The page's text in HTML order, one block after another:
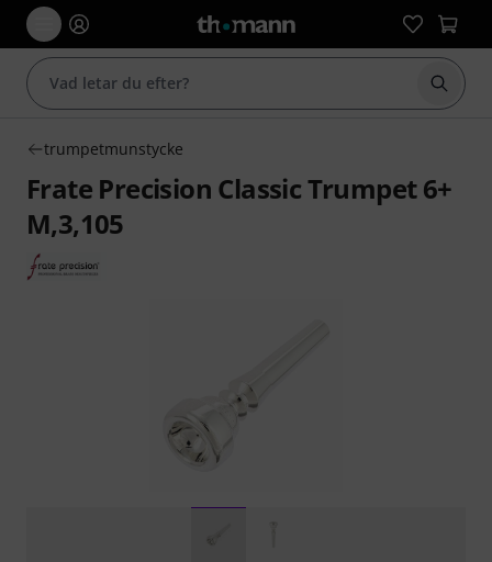
Börja
trumpetmunstycke
Frate Precision Classic Trumpet 6+
M,3,105